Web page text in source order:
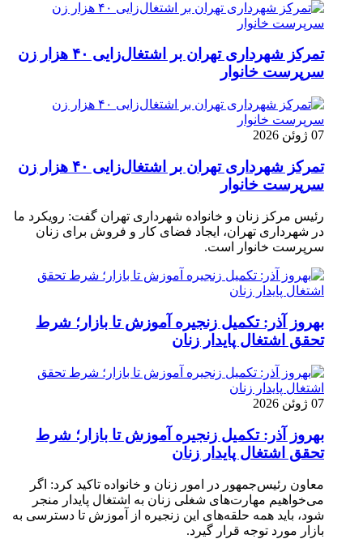
تمرکز شهرداری تهران بر اشتغال‌زایی ۴۰ هزار زن
سرپرست خانوار
07 ژوئن 2026
تمرکز شهرداری تهران بر اشتغال‌زایی ۴۰ هزار زن
سرپرست خانوار
رئیس مرکز زنان و خانواده شهرداری تهران گفت: رویکرد ما
در شهرداری تهران، ایجاد فضای کار و فروش برای زنان
سرپرست خانوار است.
بهروز آذر: تکمیل زنجیره آموزش تا بازار؛ شرط
تحقق اشتغال پایدار زنان
07 ژوئن 2026
بهروز آذر: تکمیل زنجیره آموزش تا بازار؛ شرط
تحقق اشتغال پایدار زنان
معاون رئیس‌جمهور در امور زنان و خانواده تاکید کرد: اگر
می‌خواهیم مهارت‌های شغلی زنان به اشتغال پایدار منجر
شود، باید همه حلقه‌های این زنجیره از آموزش تا دسترسی به
بازار مورد توجه قرار گیرد.